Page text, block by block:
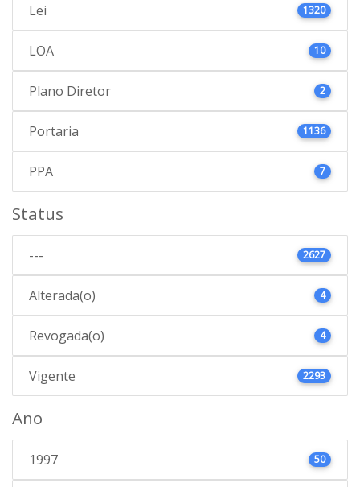
Lei 1320
LOA 10
Plano Diretor 2
Portaria 1136
PPA 7
Status
--- 2627
Alterada(o) 4
Revogada(o) 4
Vigente 2293
Ano
1997 50